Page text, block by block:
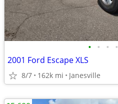
• • • •
2001 Ford Escape XLS
8/7 162k mi Janesville